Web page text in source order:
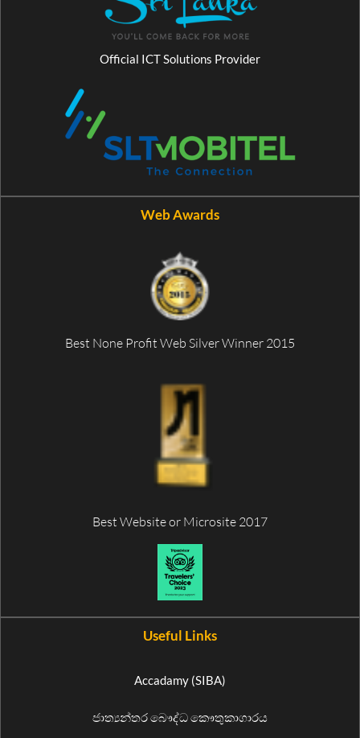
Official ICT Solutions Provider
Web Awards
Best None Profit Web Silver Winner 2015
Best Website or Microsite 2017
Useful Links
Accadamy (SIBA)
ජාත්‍යන්තර බෞද්ධ කෞතුකාගාරය